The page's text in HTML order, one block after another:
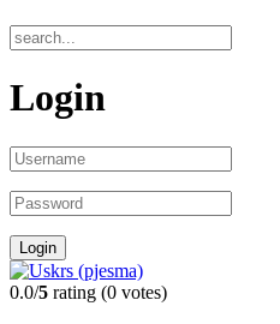
Login
0.0/5 rating (0 votes)